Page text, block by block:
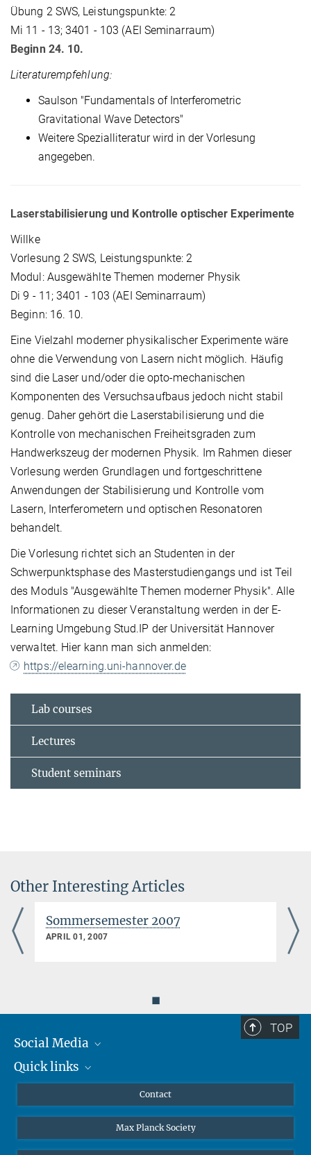
Übung 2 SWS, Leistungspunkte: 2
Mi 11 - 13; 3401 - 103 (AEI Seminarraum)
Beginn 24. 10.
Literaturempfehlung:
Saulson "Fundamentals of Interferometric
Gravitational Wave Detectors"
Weitere Spezialliteratur wird in der Vorlesung
angegeben.
Laserstabilisierung und Kontrolle optischer Experimente
Willke
Vorlesung 2 SWS, Leistungspunkte: 2
Modul: Ausgewählte Themen moderner Physik
Di 9 - 11; 3401 - 103 (AEI Seminarraum)
Beginn: 16. 10.
Eine Vielzahl moderner physikalischer Experimente wäre
ohne die Verwendung von Lasern nicht möglich. Häufig
sind die Laser und/oder die opto-mechanischen
Komponenten des Versuchsaufbaus jedoch nicht stabil
genug. Daher gehört die Laserstabilisierung und die
Kontrolle von mechanischen Freiheitsgraden zum
Handwerkszeug der modernen Physik. Im Rahmen dieser
Vorlesung werden Grundlagen und fortgeschrittene
Anwendungen der Stabilisierung und Kontrolle vom
Lasern, Interferometern und optischen Resonatoren
behandelt.
Die Vorlesung richtet sich an Studenten in der
Schwerpunktsphase des Masterstudiengangs und ist Teil
des Moduls "Ausgewählte Themen moderner Physik". Alle
Informationen zu dieser Veranstaltung werden in der E-
Learning Umgebung Stud.IP der Universität Hannover
verwaltet. Hier kann man sich anmelden:
https://elearning.uni-hannover.de
Lab courses
Lectures
Student seminars
Other Interesting Articles
Sommersemester 2007
APRIL 01, 2007
◼
TOP
Social Media
Mastodon
Quick links
Undergraduates
High school students
Contact
Max Planck Society